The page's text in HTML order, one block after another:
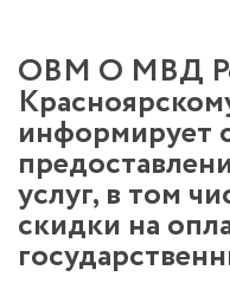
ОВМ О МВД
информирует
услуг, в том
скидки на